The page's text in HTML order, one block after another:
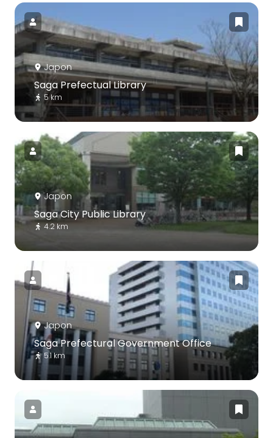
Japon
Saga Prefectual Library
5 km
Japon
Saga City Public Library
4.2 km
Japon
Saga Prefectural Government Office
5.1 km